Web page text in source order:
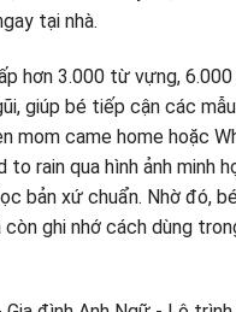
tại nhà.
hơn 3.000 từ vựng, 6.000
giúp bé tiếp cận các
mom came home hoặc
rain qua hình ảnh minh
bản xứ chuẩn. Nhờ đó,
ghi nhớ cách dùng